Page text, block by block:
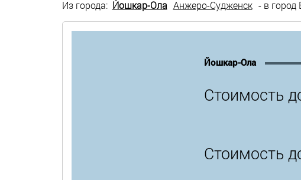
Из города: Йошкар-Ола Анжеро-Судженск - в город
Йошкар-Ола
Стоимость
Стоимость